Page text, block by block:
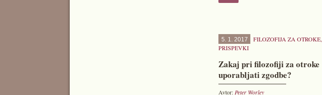
5. 1. 2017 FILOZOFIJA ZA OTROKE,
PRISPEVKI
Zakaj pri filozofiji za otroke
uporabljati zgodbe?
Avtor: Peter Worley